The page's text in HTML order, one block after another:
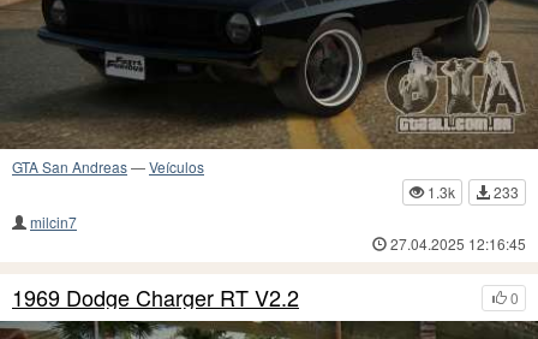
GTA San Andreas—Veículos
1.3k
233
milcin7
27.04.2025 12:16:45
0
1969 Dodge Charger RT V2.2